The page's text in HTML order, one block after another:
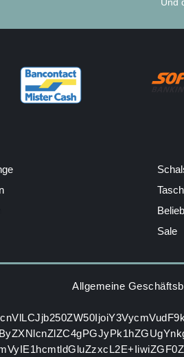
Sale
Allgemeine